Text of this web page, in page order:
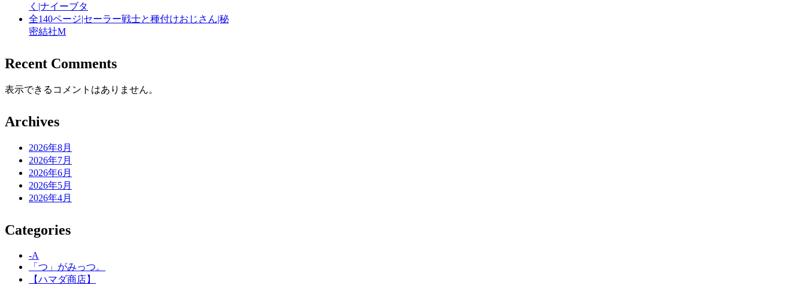
く|ナイーブタ
全140ページ|セーラー戦士と種付けおじさん|秘
密結社M
Recent Comments
表示できるコメントはありません。
Archives
2026年8月
2026年7月
2026年6月
2026年5月
2026年4月
Categories
-A
「つ」がみっつ。
【ハマダ商店】